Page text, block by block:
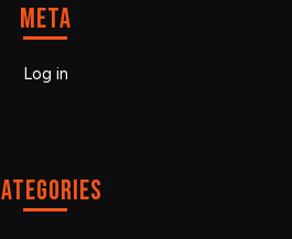
Meta
Log in